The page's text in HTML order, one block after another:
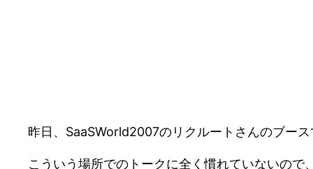
昨日、SaaSWorld2007のリクルートさんのブー
こういう場所でのトークに全く慣れていないので